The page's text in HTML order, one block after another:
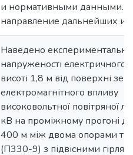
и нормативными данными.
направление дальнейших
Наведено експериментальні
напруженості електричного
висоті 1,8 м від поверхні
електромагнітного впливу
високовольтної повітряної
кВ на проміжному прогоні
400 м між двома опорами
(П330-9) з підвісними